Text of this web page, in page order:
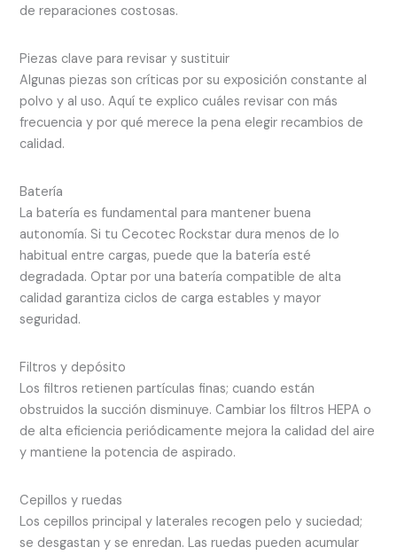
de reparaciones costosas.
Piezas clave para revisar y sustituir
Algunas piezas son críticas por su exposición constante al
polvo y al uso. Aquí te explico cuáles revisar con más
frecuencia y por qué merece la pena elegir recambios de
calidad.
Batería
La batería es fundamental para mantener buena
autonomía. Si tu Cecotec Rockstar dura menos de lo
habitual entre cargas, puede que la batería esté
degradada. Optar por una batería compatible de alta
calidad garantiza ciclos de carga estables y mayor
seguridad.
Filtros y depósito
Los filtros retienen partículas finas; cuando están
obstruidos la succión disminuye. Cambiar los filtros HEPA o
de alta eficiencia periódicamente mejora la calidad del aire
y mantiene la potencia de aspirado.
Cepillos y ruedas
Los cepillos principal y laterales recogen pelo y suciedad;
se desgastan y se enredan. Las ruedas pueden acumular